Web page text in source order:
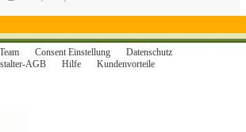
zurücklassen.
Team Consent Einstellung
Datenschutz
AGB Hilfe
Kundenvorteile